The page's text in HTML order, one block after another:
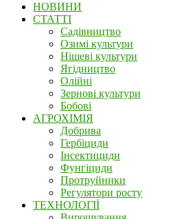
НОВИНИ
СТАТТІ
Садівництво
Озимі культури
Нішеві культури
Ягідництво
Олійні
Зернові культури
Бобові
АГРОХІМІЯ
Добрива
Гербіциди
Інсектициди
Фунгіциди
Протруйники
Регулятори росту
ТЕХНОЛОГІЇ